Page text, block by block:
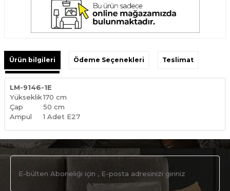
Ürün bilgileri Ödeme Seçenekleri Teslimat
LM-9146-1E
Yükseklik170 cm
Çap
50 cm
Ampul
1 Adet E27